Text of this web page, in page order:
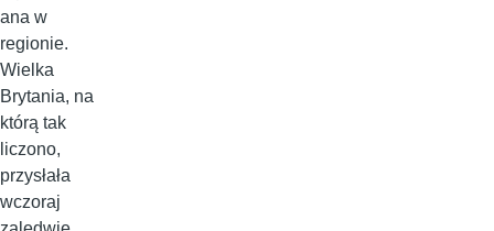
ana w
regionie.
Wielka
Brytania, na
którą tak
liczono,
przysłała
wczoraj